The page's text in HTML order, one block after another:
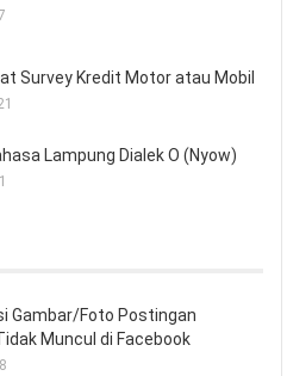
Survey Kredit Motor atau Mobil
Lampung Dialek O (Nyow)
Gambar/Foto Postingan
Muncul di Facebook